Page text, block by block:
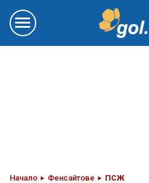
Начало Фенсайтове ПСЖ